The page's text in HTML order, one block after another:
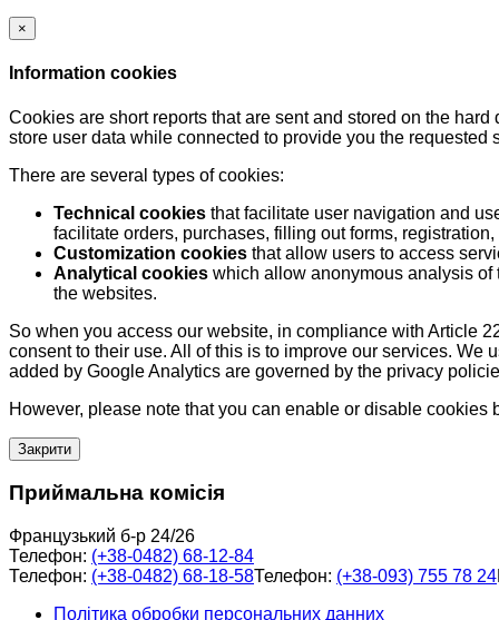
×
Information cookies
Cookies are short reports that are sent and stored on the
store user data while connected to provide you the
There are several types of cookies:
Technical cookies that facilitate user navigation and
facilitate orders, purchases, filling out forms,
Customization cookies that allow users to access
Analytical cookies which allow anonymous analysis
the websites.
So when you access our website, in compliance with Article
consent to their use. All of this is to improve our services.
added by Google Analytics are governed by the privacy
However, please note that you can enable or disable cookies
Закрити
Приймальна комісія
Французький б-р 24/26
Телефон: (+38-0482) 68-12-84
Телефон: (+38-0482) 68-18-58Телефон: (+38-093) 755 78 24
Політика обробки персональних данних